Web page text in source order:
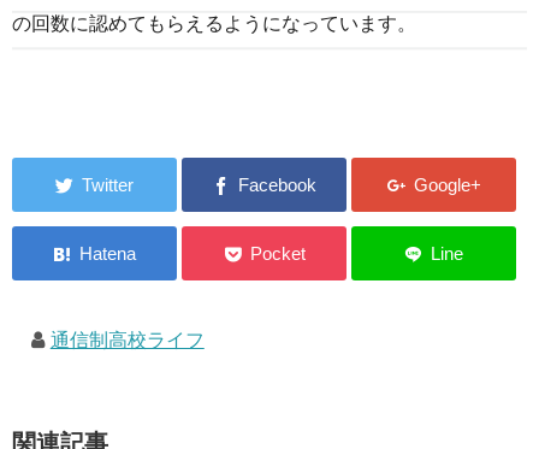
の回数に認めてもらえるようになっています。
通信制高校ライフ
関連記事